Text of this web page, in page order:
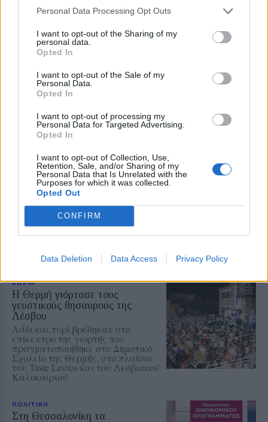
Personal Data Processing Opt Outs
I want to opt-out of the Sharing of my
personal data.
Opted In
I want to opt-out of the Sale of my
Personal Data.
Opted In
I want to opt-out of processing my
Personal Data for Targeted Advertising.
Opted In
I want to opt-out of Collection, Use,
Retention, Sale, and/or Sharing of my
Personal Data that Is Unrelated with the
Purposes for which it was collected.
Opted Out
CONFIRM
Data Deletion Data Access Privacy Policy
που συνέδεσε το όνομά του με τα
ευγένεια και τη γενναιοδωρία
Φωτιά σε ξερά χόρτα έφερε
σύλληψη στη Λέσβο
Παράλληλα, σε βάρος του
επιβλήθηκε διοικητικό πρόστιμο
ύψους 1.804,68 ευρώ
Τραγωδία στην Πέτρα με νεκρό
άνδρα στην παραλία Καβάκι
Ανασύρθηκε χωρίς τις αισθήσεις
του και μεταφέρθηκε στο Κέντρο
Υγείας Καλλονής, όπου
διαπιστώθηκε ο θάνατός του
ΧΩΡΙΑ
Η Θερμή γιόρτασε τους
γευστικούς θησαυρούς της
Λέσβου
Λάδι και τυρί βρέθηκαν στο
επίκεντρο της γιορτής που
πραγματοποιήθηκε στο Δημοτικό
Σχολείο της Θερμής, στο πλαίσιο
του Taste Lesvos και του Λεσβιακού
Καλοκαιριού
ΠΟΛΙΤΙΚΗ
Στη Θεσσαλονίκη τα